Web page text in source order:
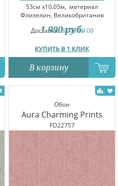
53см x10.05м, материал
Флизелин, Великобритания
Доставка:08.08-09.08
КУПИТЬ В 1 КЛИК
1 990 руб.
В корзину
Обои
Aura Charming Prints
FD22757